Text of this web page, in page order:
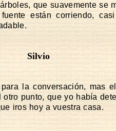
que suavemente se
están corriendo,
Silvio
la conversación, mas
punto, que yo había
iros hoy a vuestra casa.